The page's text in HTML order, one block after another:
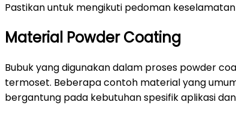
Pastikan untuk mengikuti pedoman
Material Powder Coating
Bubuk yang digunakan dalam proses powder
termoset. Beberapa contoh material yang
bergantung pada kebutuhan spesifik aplikasi